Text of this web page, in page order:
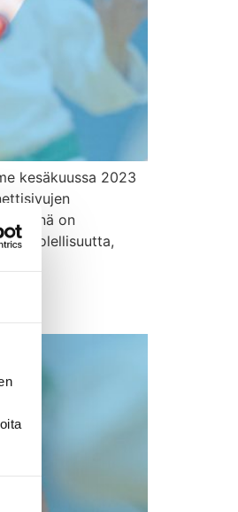
kesäkuussa 2023
on
huolellisuutta,